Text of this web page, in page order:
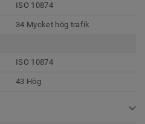
ISO 10874
34 Mycket hög trafik
ISO 10874
43 Hög